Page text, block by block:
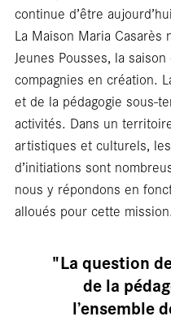
continue d’être
La Maison Maria
Jeunes Pousses, la
compagnies en création.
et de la pédagogie
activités. Dans un
artistiques et culturels,
d’initiations sont
nous y répondons en
alloués pour cette mission.
"La question
de la
l’ensemble